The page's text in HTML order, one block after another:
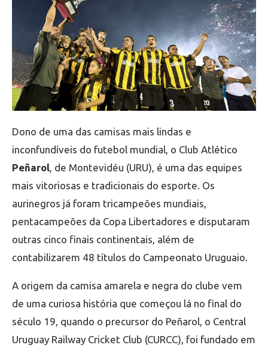
Dono de uma das camisas mais lindas e
inconfundíveis do futebol mundial, o Club Atlético
Peñarol, de Montevidéu (URU), é uma das equipes
mais vitoriosas e tradicionais do esporte. Os
aurinegros já foram tricampeões mundiais,
pentacampeões da Copa Libertadores e disputaram
outras cinco finais continentais, além de
contabilizarem 48 títulos do Campeonato Uruguaio.
A origem da camisa amarela e negra do clube vem
de uma curiosa história que começou lá no final do
século 19, quando o precursor do Peñarol, o Central
Uruguay Railway Cricket Club (CURCC), foi fundado em